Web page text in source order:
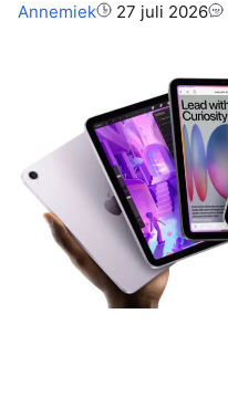
Auteur:
Annemiek 27 juli 2026